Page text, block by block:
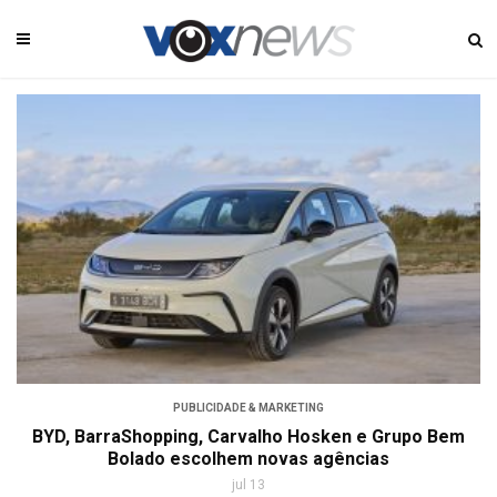
PUBLICIDADE & MARKETING
BYD, BarraShopping, Carvalho Hosken e Grupo Bem
Bolado escolhem novas agências
jul 13